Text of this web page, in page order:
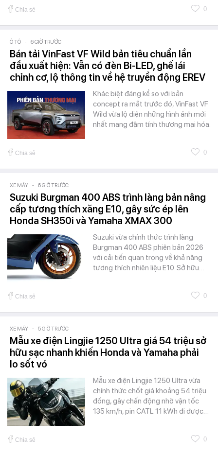
Chia sẻ 0
Ô TÔ - 6 GIỜ TRƯỚC
Bán tải VinFast VF Wild bản tiêu chuẩn lần
đầu xuất hiện: Vẫn có đèn Bi-LED, ghế lái
chỉnh cơ, lộ thông tin về hệ truyền động EREV
Khác biệt đáng kể so với bản
concept ra mắt trước đó, VinFast VF
Wild vừa lộ diện những hình ảnh mới
nhất mang đậm tính thương mại hóa.
Chia sẻ 0
XE MÁY - 6 GIỜ TRƯỚC
Suzuki Burgman 400 ABS trình làng bản nâng
cấp tương thích xăng E10, gây sức ép lên
Honda SH350i và Yamaha XMAX 300
Suzuki vừa chính thức trình làng
Burgman 400 ABS phiên bản 2026
với cải tiến quan trọng về khả năng
tương thích nhiên liệu E10. Sở hữu…
Chia sẻ 0
XE MÁY - 5 GIỜ TRƯỚC
Mẫu xe điện Lingjie 1250 Ultra giá 54 triệu sở
hữu sạc nhanh khiến Honda và Yamaha phải
lo sốt vó
Mẫu xe điện Lingjie 1250 Ultra vừa
chính thức chốt giá khoảng 54 triệu
đồng, gây chấn động nhờ vận tốc
135 km/h, pin CATL 11 kWh đi được…
Chia sẻ 0